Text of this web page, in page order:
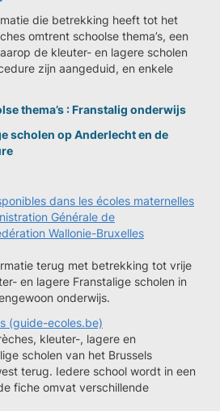
die betrekking heeft tot het
omtrent schoolse thema’s, een
de kleuter- en lagere scholen
zijn aangeduid, en enkele
thema’s : Franstalig onderwijs
scholen op Anderlecht en de
dans les écoles maternelles
Générale de
Wallonie-Bruxelles
terug met betrekking tot vrije
en lagere Franstalige scholen in
onderwijs.
(guide-ecoles.be)
kleuter-, lagere en
scholen van het Brussels
terug. Iedere school wordt in een
fiche omvat verschillende